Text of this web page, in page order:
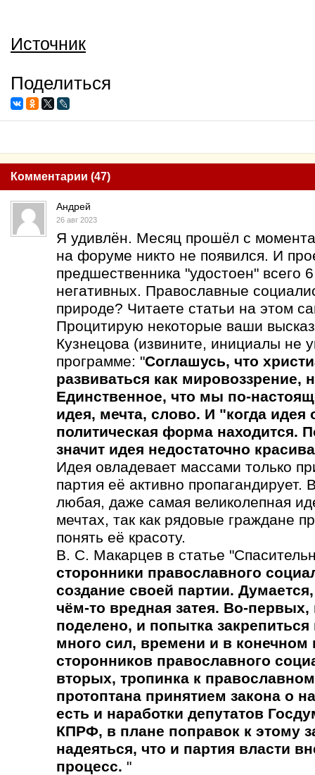
Источник
Поделиться
Комментарии (47)
Андрей
26 авг 2023
Я удивлён. Месяц прошёл с
на форуме никто не появился. И
предшественника "удостоен" всего
негативных. Православные
природе? Читаете статьи на этом
Процитирую некоторые ваши
Кузнецова (извините, инициалы не
программе: "Соглашусь, что
развиваться как мировоззрение,
Единственное, что мы по-
идея, мечта, слово. И "когда
политическая форма находится.
значит идея недостаточно
Идея овладевает массами только
партия её активно пропагандирует.
любая, даже самая великолепная
мечтах, так как рядовые граждане
понять её красоту.
В. С. Макарцев в статье
сторонники православного
создание своей партии.
чём-то вредная затея. Во-первых,
поделено, и попытка закрепиться
много сил, времени и в конечном
сторонников православного
вторых, тропинка к
протоптана принятием закона о
есть и наработки депутатов
КПРФ, в плане поправок к этому
надеяться, что и партия власти
процесс. "